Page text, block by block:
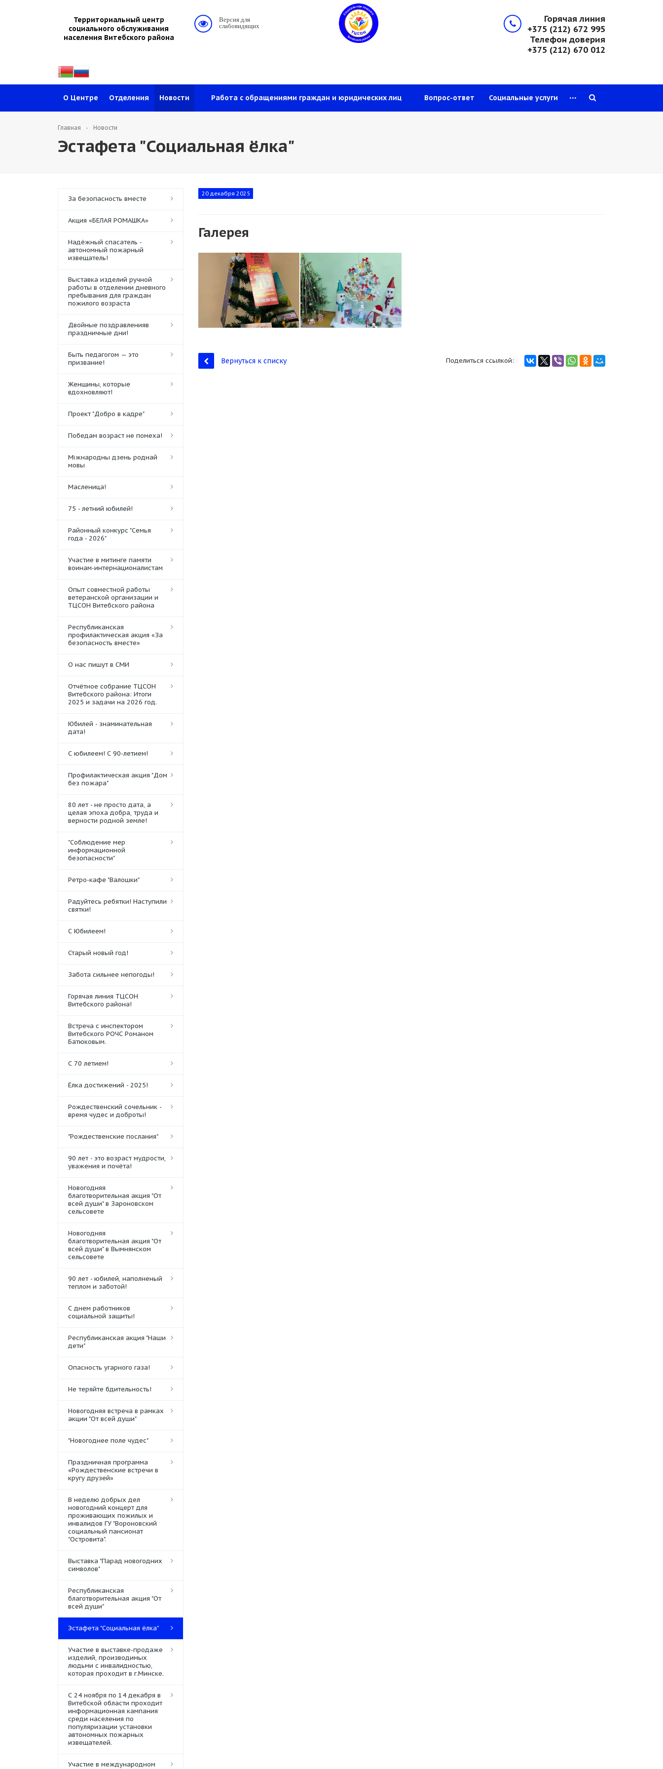
Территориальный центр
социального обслуживания
населения Витебского района
Версия для
слабовидящих
Горячая линия
+375 (212) 672 995
Телефон доверия
+375 (212) 670 012
О Центре Отделения Новости Работа с обращениями граждан и юридических лиц Вопрос-ответ Социальные услуги ...
Главная Новости
Эстафета "Социальная ёлка"
За безопасность вместе
Акция «БЕЛАЯ РОМАШКА»
Надёжный спасатель -
автономный пожарный
извещатель!
Выставка изделий ручной
работы в отделении дневного
пребывания для граждан
пожилого возраста
Двойные поздравленияв
праздничные дни!
Быть педагогом — это
призвание!
Женщины, которые
вдохновляют!
Проект "Добро в кадре"
Победам возраст не помеха!
Міжнародны дзень роднай
мовы
Масленица!
75 - летний юбилей!
Районный конкурс "Семья
года - 2026"
Участие в митинге памяти
воинам-интернационалистам
Опыт совместной работы
ветеранской организации и
ТЦСОН Витебского района
Республиканская
профилактическая акция «За
безопасность вместе»
О нас пишут в СМИ
Отчётное собрание ТЦСОН
Витебского района: Итоги
2025 и задачи на 2026 год.
Юбилей - знаминательная
дата!
С юбилеем! С 90-летием!
Профилактическая акция "Дом
без пожара"
80 лет - не просто дата, а
целая эпоха добра, труда и
верности родной земле!
"Соблюдение мер
информационной
безопасности"
Ретро-кафе "Валошки"
Радуйтесь ребятки! Наступили
святки!
С Юбилеем!
Старый новый год!
Забота сильнее непогоды!
Горячая линия ТЦСОН
Витебского района!
Встреча с инспектором
Витебского РОЧС Романом
Батюковым.
С 70 летием!
Ёлка достижений - 2025!
Рождественский сочельник -
время чудес и доброты!
"Рождественские послания"
90 лет - это возраст мудрости,
уважения и почёта!
Новогодняя
благотворительная акция "От
всей души" в Зароновском
сельсовете
Новогодняя
благотворительная акция "От
всей души" в Вымнянском
сельсовете
90 лет - юбилей, наполненый
теплом и заботой!
С днем работников
социальной защиты!
Республиканская акция "Наши
дети"
Опасность угарного газа!
Не теряйте бдительность!
Новогодняя встреча в рамках
акции "От всей души"
"Новогоднее поле чудес"
Праздничная программа
«Рождественские встречи в
кругу друзей»
В неделю добрых дел
новогодний концерт для
проживающих пожилых и
инвалидов ГУ "Вороновский
социальный пансионат
"Островита".
Выставка "Парад новогодних
символов"
Республиканская
благотворительная акция "От
всей души"
Эстафета "Социальная ёлка"
Участие в выставке-продаже
изделий, производимых
людьми с инвалидностью,
которая проходит в г.Минске.
С 24 ноября по 14 декабря в
Витебской области проходит
информационная кампания
среди населения по
популяризации установки
автономных пожарных
извещателей.
Участие в международном
20 декабря 2025
Галерея
Поделиться ссылкой:
Вернуться к списку